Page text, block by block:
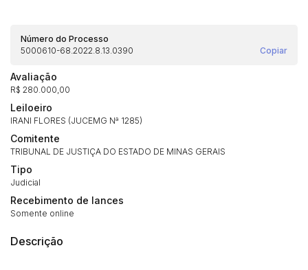
Número do Processo
5000610-68.2022.8.13.0390
Copiar
Avaliação
R$ 280.000,00
Leiloeiro
IRANI FLORES (JUCEMG Nª 1285)
Comitente
TRIBUNAL DE JUSTIÇA DO ESTADO DE MINAS GERAIS
Tipo
Judicial
Recebimento de lances
Somente online
Descrição
(Art. 895, CPC)
Histórico de Propostas
Habilite-se para efetuar lances ou
propostas